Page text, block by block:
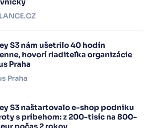
S3 nám ušetrilo 40 hodín
hovorí riaditeľka organizácie
Praha
Praha
S3 naštartovalo e-shop podniku
s príbehom: z 200-tisíc na 800-